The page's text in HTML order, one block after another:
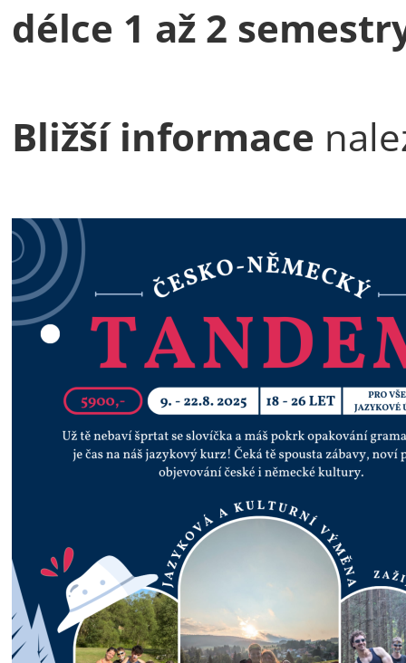
délce 1 až 2
Bližší informace